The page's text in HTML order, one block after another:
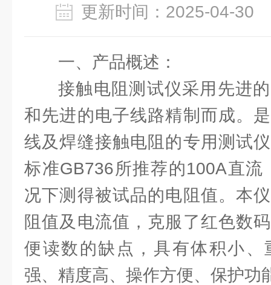
更新时间：2025-04-
一、产品概述：
接触电阻测试仪采用先进
和先进的电子线路精制而成。
线及焊缝接触电阻的专用测试
标准GB736所推荐的100A直流
况下测得被试品的电阻值。本
阻值及电流值，克服了红色数
便读数的缺点，具有体积小、
强、精度高、操作方便、保护功